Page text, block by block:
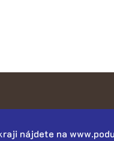
nájdete na